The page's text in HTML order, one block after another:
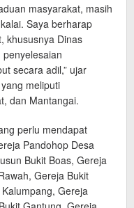
masyarakat, masih
Saya berharap
khususnya Dinas
secara adil,” ujar
meliputi
dan Mantangai.
perlu mendapat
Pandohop Desa
Bukit Boas, Gereja
Gereja Bukit
Gereja